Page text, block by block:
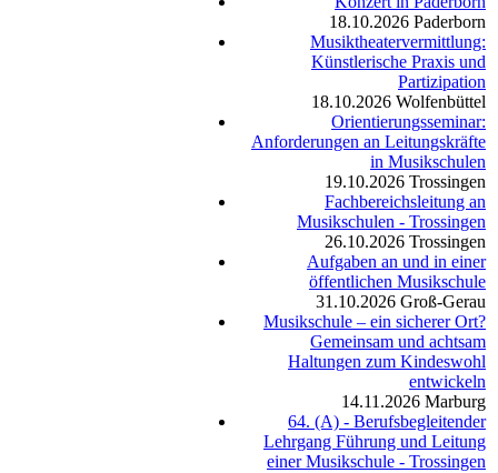
18.10.2026 Paderborn
Musiktheatervermittlung:
Künstlerische Praxis und
Partizipation
18.10.2026 Wolfenbüttel
Orientierungsseminar:
Anforderungen an Leitungskräfte
in Musikschulen
19.10.2026 Trossingen
Fachbereichsleitung an
Musikschulen - Trossingen
26.10.2026 Trossingen
Aufgaben an und in einer
öffentlichen Musikschule
31.10.2026 Groß-Gerau
Musikschule – ein sicherer Ort?
Gemeinsam und achtsam
Haltungen zum Kindeswohl
entwickeln
14.11.2026 Marburg
64. (A) - Berufsbegleitender
Lehrgang Führung und Leitung
einer Musikschule - Trossingen